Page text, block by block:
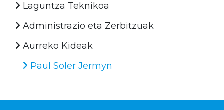
Laguntza Teknikoa
Administrazio eta Zerbitzuak
Aurreko Kideak
Paul Soler Jermyn